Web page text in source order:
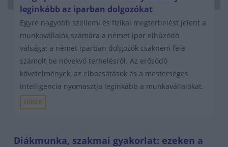
leginkább az iparban dolgozókat
Egyre nagyobb szellemi és fizikai megterhelést jelent a
munkavállalók számára a német ipar elhúzódó
válsága: a német iparban dolgozók csaknem fele
számolt be növekvő terhelésről. Az erősödő
követelmények, az elbocsátások és a mesterséges
intelligencia nyomasztja leginkább a munkavállalókat.
HÍREK
Diákmunka, szakmai gyakorlat: ezeken a